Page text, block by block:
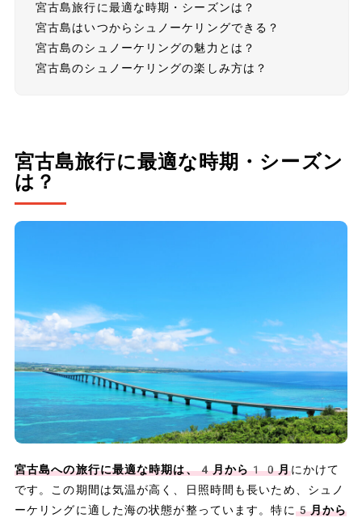
宮古島旅行に最適な時期・シーズンは？
宮古島はいつからシュノーケリングできる？
宮古島のシュノーケリングの魅力とは？
宮古島のシュノーケリングの楽しみ方は？
宮古島旅行に最適な時期・シーズン
は？
宮古島への旅行に最適な時期は、4月から10月にかけて
です。この期間は気温が高く、日照時間も長いため、シュノ
ーケリングに適した海の状態が整っています。特に5月から